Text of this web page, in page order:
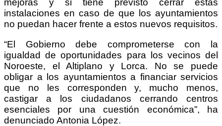
mejoras y si tiene previsto cerrar estas
instalaciones en caso de que los ayuntamientos
no puedan hacer frente a estos nuevos requisitos.
“El Gobierno debe comprometerse con la
igualdad de oportunidades para los vecinos del
Noroeste, el Altiplano y Lorca. No se puede
obligar a los ayuntamientos a financiar servicios
que no les corresponden y, mucho menos,
castigar a los ciudadanos cerrando centros
esenciales por una cuestión económica”, ha
denunciado Antonia López.